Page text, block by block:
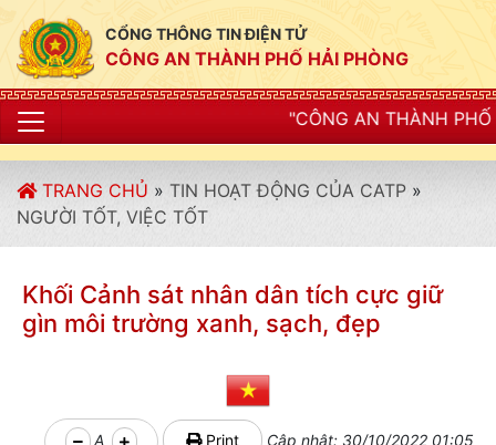
CỔNG THÔNG TIN ĐIỆN TỬ
CÔNG AN THÀNH PHỐ HẢI PHÒNG
"CÔNG AN THÀNH PHỐ HẢI PHÒNG
TRANG CHỦ » TIN HOẠT ĐỘNG CỦA CATP »
NGƯỜI TỐT, VIỆC TỐT
Khối Cảnh sát nhân dân tích cực giữ
gìn môi trường xanh, sạch, đẹp
A Print Cập nhật: 30/10/2022 01:05